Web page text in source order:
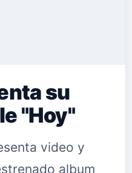
su
"Hoy"
video y
album